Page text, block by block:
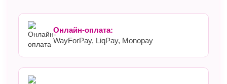
Онлайн-оплата:
WayForPay, LiqPay, Monopay